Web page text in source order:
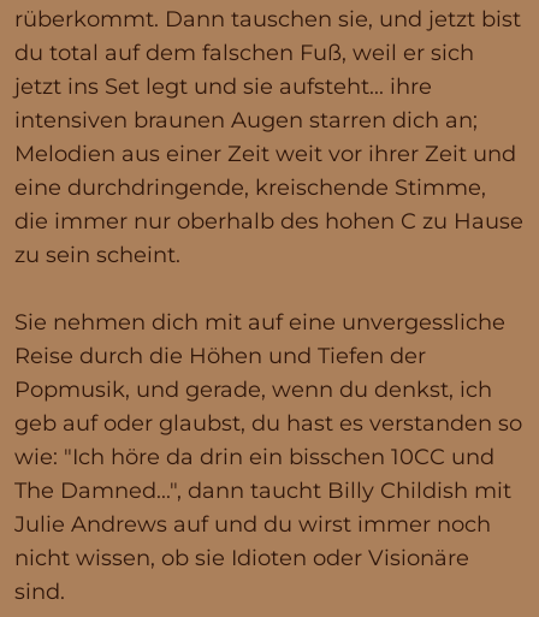
rüberkommt. Dann tauschen sie, und jetzt bist
du total auf dem falschen Fuß, weil er sich
jetzt ins Set legt und sie aufsteht... ihre
intensiven braunen Augen starren dich an;
Melodien aus einer Zeit weit vor ihrer Zeit und
eine durchdringende, kreischende Stimme,
die immer nur oberhalb des hohen C zu Hause
zu sein scheint.
Sie nehmen dich mit auf eine unvergessliche
Reise durch die Höhen und Tiefen der
Popmusik, und gerade, wenn du denkst, ich
geb auf oder glaubst, du hast es verstanden so
wie: "Ich höre da drin ein bisschen 10CC und
The Damned...", dann taucht Billy Childish mit
Julie Andrews auf und du wirst immer noch
nicht wissen, ob sie Idioten oder Visionäre
sind.